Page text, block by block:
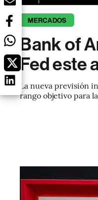
MERCADOS
Bank of
Fed este
La nueva previsión
rango objetivo para